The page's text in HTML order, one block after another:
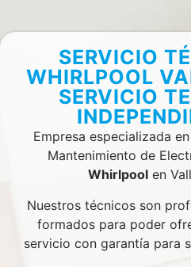
SERVICIO
WHIRLPOOL
SERVICIO
Empresa especializada
Mantenimiento de
Whirlpoolen
Nuestros técnicos son
formados para poder
servicio con garantía para